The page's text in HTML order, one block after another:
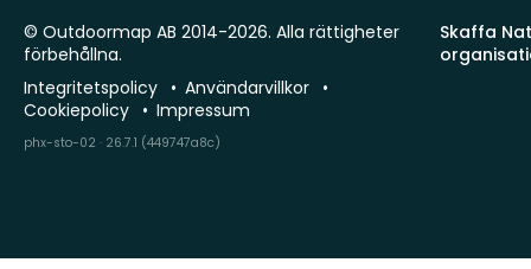
Skaffa
© Outdoormap AB 2014-2026. Alla rättigheter
förbehållna.
Integritetspolicy
Användarvillkor
Cookiepolicy
Impressum
phx-sto-02 · 26.7.1 (449747a8c)